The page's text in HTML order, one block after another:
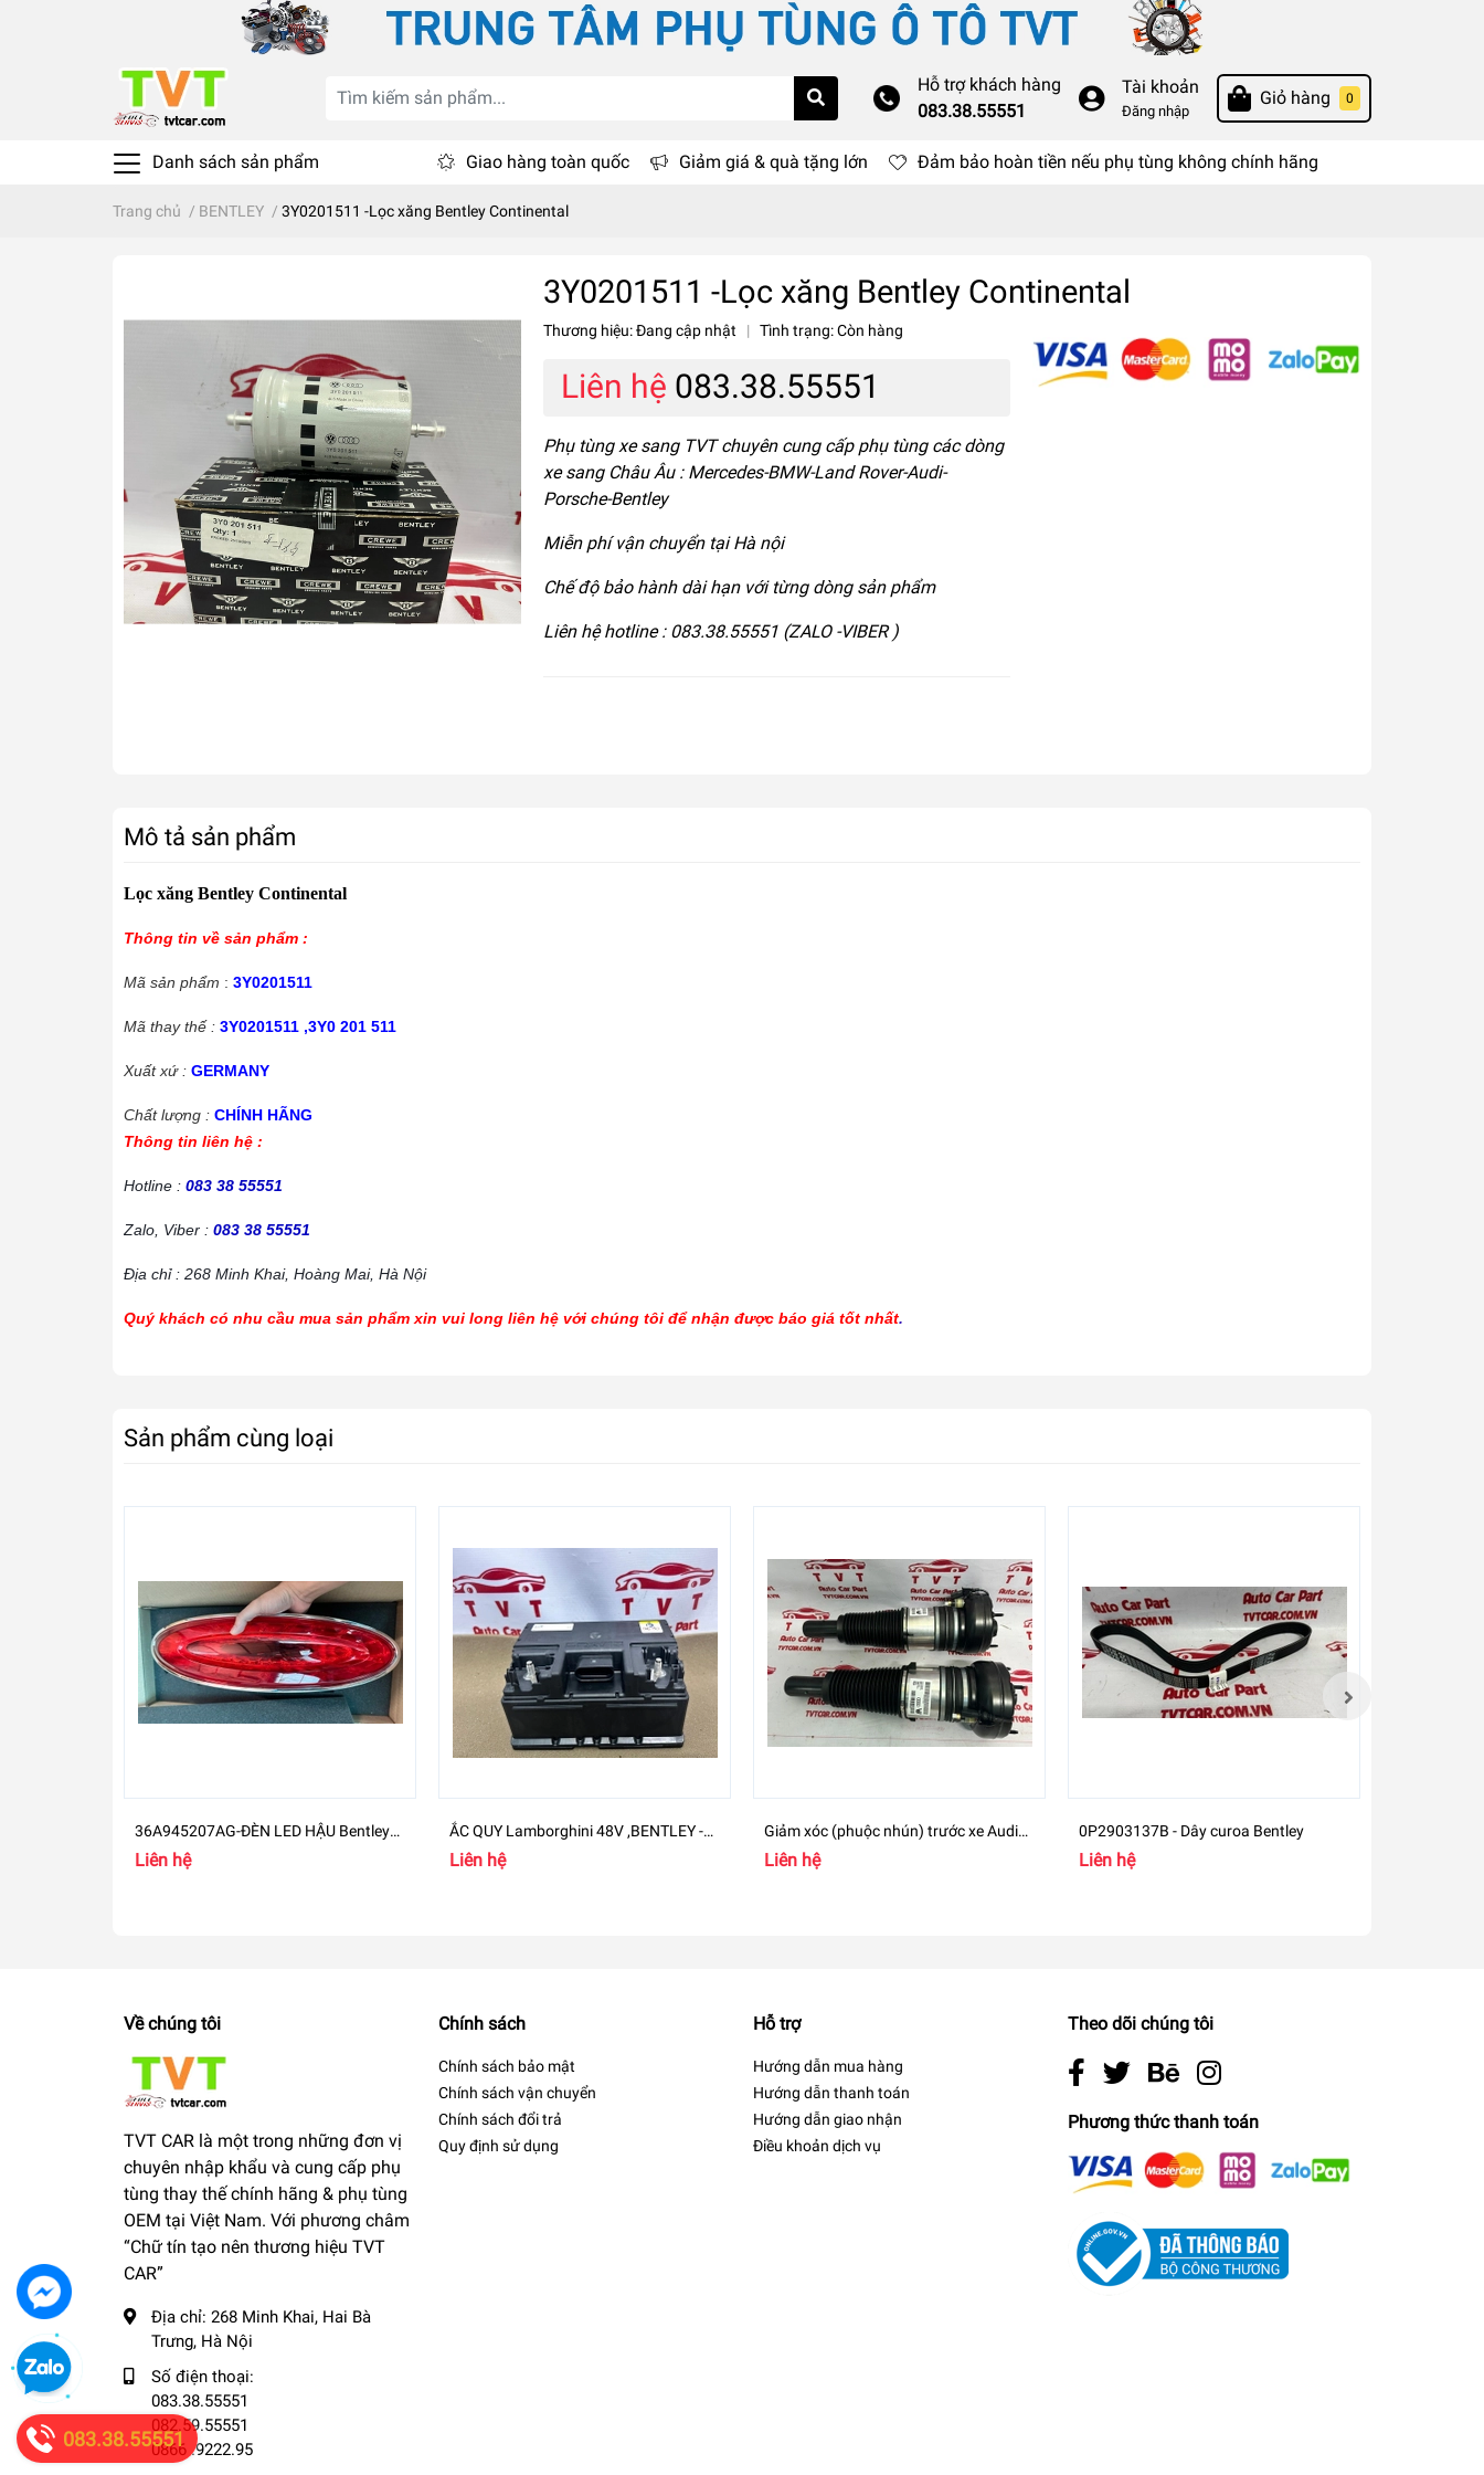
Hỗ trợ khách hàng
083.38.55551
Tài khoản
Đăng nhập
Giỏ hàng 0
Danh sách sản phẩm Giao hàng toàn quốc Giảm giá & quà tặng lớn Đảm bảo hoàn tiền nếu phụ tùng không chính hãng
Trang chủ / BENTLEY / 3Y0201511 -Lọc xăng Bentley Continental
3Y0201511 -Lọc xăng Bentley Continental
Thương hiệu:Đang cập nhật | Tình trạng:Còn hàng
Liên hệ 083.38.55551
Phụ tùng xe sang TVT chuyên cung cấp phụ tùng các dòng
xe sang Châu Âu : Mercedes-BMW-Land Rover-Audi-
Porsche-Bentley
Miễn phí vận chuyển tại Hà nội
Chế độ bảo hành dài hạn với từng dòng sản phẩm
Liên hệ hotline : 083.38.55551 (ZALO -VIBER )
Mô tả sản phẩm
Lọc xăng Bentley Continental
Thông tin về sản phẩm :
Mã sản phẩm : 3Y0201511
Mã thay thế : 3Y0201511 ,3Y0 201 511
Xuất xứ : GERMANY
Chất lượng : CHÍNH HÃNG
Thông tin liên hệ :
Hotline : 083 38 55551
Zalo, Viber : 083 38 55551
Địa chỉ : 268 Minh Khai, Hoàng Mai, Hà Nội
Quý khách có nhu cầu mua sản phẩm xin vui long liên hệ với chúng tôi để nhận được báo giá tốt nhất.
Sản phẩm cùng loại
36A945207AG-ĐÈN LED HẬU Bentley
Bentayga RH
Liên hệ
ẮC QUY Lamborghini 48V ,BENTLEY -
4M0915169H
Liên hệ
Giảm xóc (phuộc nhún) trước xe Audi
A8 - 4H0616039AP ,4H0616040AP
Liên hệ
0P2903137B - Dây curoa Bentley
Liên hệ
Về chúng tôi
TVT CAR là một trong những đơn vị
chuyên nhập khẩu và cung cấp phụ
tùng thay thế chính hãng & phụ tùng
OEM tại Việt Nam. Với phương châm
“Chữ tín tạo nên thương hiệu TVT
CAR”
Địa chỉ: 268 Minh Khai, Hai Bà
Trưng, Hà Nội
Số điện thoại:
083.38.55551
082.59.55551
0866 .9222.95
Chính sách
Chính sách bảo mật
Chính sách vận chuyển
Chính sách đổi trả
Quy định sử dụng
Hỗ trợ
Hướng dẫn mua hàng
Hướng dẫn thanh toán
Hướng dẫn giao nhận
Điều khoản dịch vụ
Theo dõi chúng tôi
Phương thức thanh toán
083.38.55551